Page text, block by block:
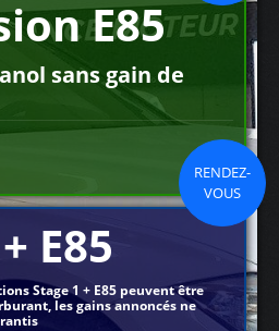
E85
sans gain de
RENDEZ-
VOUS
E85
Stage 1 + E85 peuvent être
les gains annoncés ne